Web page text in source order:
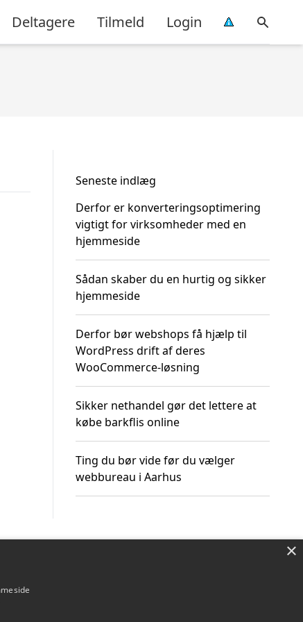
Deltagere Tilmeld Login
Seneste indlæg
Derfor er konverteringsoptimering
vigtigt for virksomheder med en
hjemmeside
Sådan skaber du en hurtig og sikker
hjemmeside
Derfor bør webshops få hjælp til
WordPress drift af deres
WooCommerce-løsning
Sikker nethandel gør det lettere at
købe barkflis online
Ting du bør vide før du vælger
webbureau i Aarhus
×